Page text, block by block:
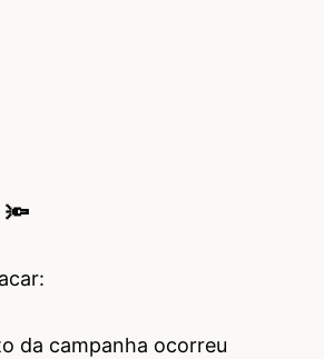
da campanha ocorreu